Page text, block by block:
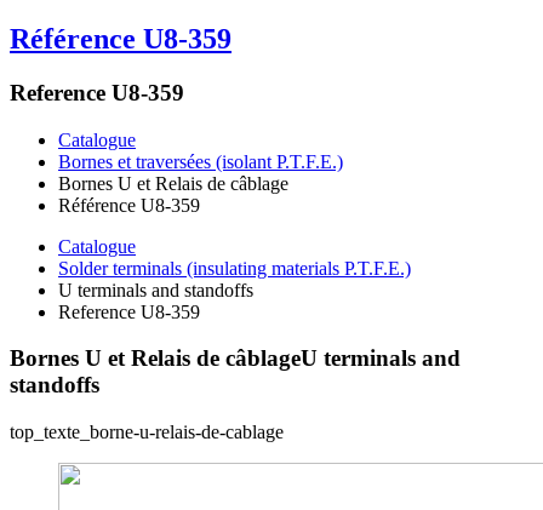
Référence U8-359
Reference U8-359
Catalogue
Bornes et traversées (isolant P.T.F.E.)
Bornes U et Relais de câblage
Référence U8-359
Catalogue
Solder terminals (insulating materials P.T.F.E.)
U terminals and standoffs
Reference U8-359
Bornes U et Relais de câblageU terminals and
standoffs
top_texte_borne-u-relais-de-cablage